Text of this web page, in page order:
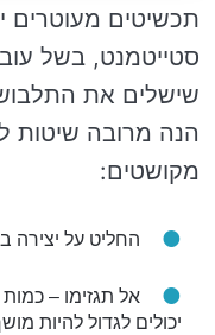
תכשיטים מעוטרים
סטייטמנט, בשל
שישלים את
הנה מרובה שיטות
מקושטים:
החליט על יצירה
אל תגזימו –
יכולים לגדול להיות